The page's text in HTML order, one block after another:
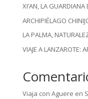
XI’AN, LA GUARDIANA
ARCHIPIÉLAGO
LA PALMA,
VIAJE A LANZAROTE:
Viaja con Aguere en